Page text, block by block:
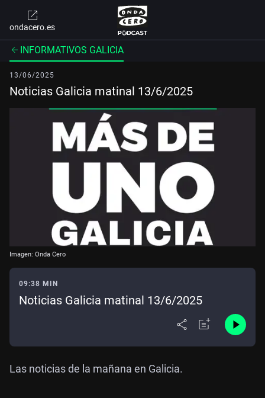
ondacero.es
INFORMATIVOS GALICIA
13/06/2025
Noticias Galicia matinal 13/6/2025
Imagen: Onda Cero
09:38 MIN
Noticias Galicia matinal 13/6/2025
Las noticias de la mañana en Galicia.